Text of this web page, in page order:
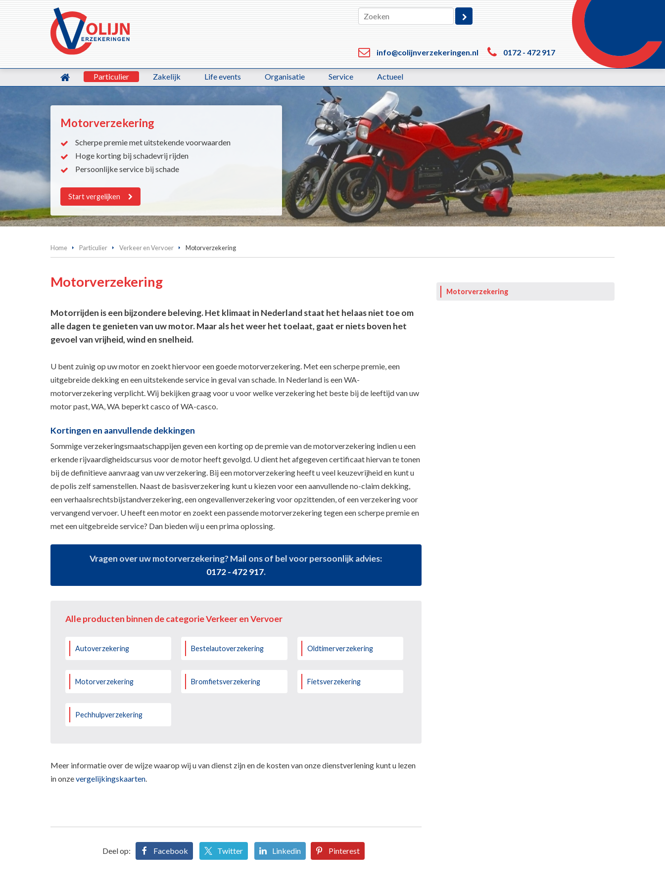
info@colijnverzekeringen.nl 0172 - 472 917
Particulier Zakelijk Life events Organisatie Service Actueel
Motorverzekering
Scherpe premie met uitstekende voorwaarden
Hoge korting bij schadevrij rijden
Persoonlijke service bij schade
Start vergelijken
Home Particulier Verkeer en Vervoer Motorverzekering
Motorverzekering
Motorrijden is een bijzondere beleving. Het klimaat in Nederland staat het helaas niet toe om
alle dagen te genieten van uw motor. Maar als het weer het toelaat, gaat er niets boven het
gevoel van vrijheid, wind en snelheid.
U bent zuinig op uw motor en zoekt hiervoor een goede motorverzekering. Met een scherpe premie, een
uitgebreide dekking en een uitstekende service in geval van schade. In Nederland is een WA-
motorverzekering verplicht. Wij bekijken graag voor u voor welke verzekering het beste bij de leeftijd van uw
motor past, WA, WA beperkt casco of WA-casco.
Kortingen en aanvullende dekkingen
Sommige verzekeringsmaatschappijen geven een korting op de premie van de motorverzekering indien u een
erkende rijvaardigheidscursus voor de motor heeft gevolgd. U dient het afgegeven certificaat hiervan te tonen
bij de definitieve aanvraag van uw verzekering. Bij een motorverzekering heeft u veel keuzevrijheid en kunt u
de polis zelf samenstellen. Naast de basisverzekering kunt u kiezen voor een aanvullende no-claim dekking,
een verhaalsrechtsbijstandverzekering, een ongevallenverzekering voor opzittenden, of een verzekering voor
vervangend vervoer. U heeft een motor en zoekt een passende motorverzekering tegen een scherpe premie en
met een uitgebreide service? Dan bieden wij u een prima oplossing.
Vragen over uw motorverzekering? Mail ons of bel voor persoonlijk advies:
0172 - 472 917.
Alle producten binnen de categorie Verkeer en Vervoer
Autoverzekering Bestelautoverzekering Oldtimerverzekering
Motorverzekering Bromfietsverzekering Fietsverzekering
Pechhulpverzekering
Meer informatie over de wijze waarop wij u van dienst zijn en de kosten van onze dienstverlening kunt u lezen
in onzevergelijkingskaarten.
Deel op: Facebook Twitter Linkedin Pinterest
Motorverzekering